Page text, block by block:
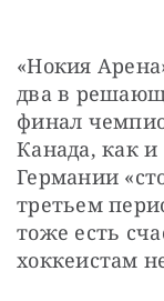
«Нокия
два в
финал
Канада, как и
Германии
третьем
тоже есть
хоккеистам